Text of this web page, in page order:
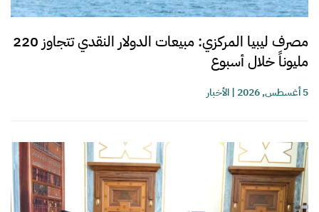
مصرف ليبيا المركزي: مبيعات الدولار النقدي تتجاوز 220
مليوناً خلال أسبوع
5 أغسطس, 2026 |الأخبار